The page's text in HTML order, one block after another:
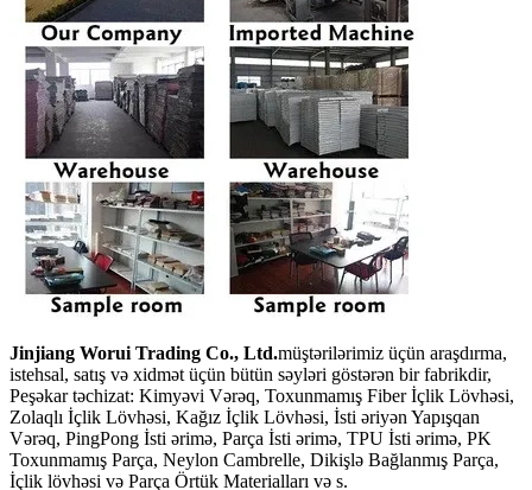
Jinjiang Worui Trading Co., Ltd.müştərilərimiz üçün araşdırma,
istehsal, satış və xidmət üçün bütün səyləri göstərən bir fabrikdir,
Peşəkar təchizat: Kimyəvi Vərəq, Toxunmamış Fiber İçlik Lövhəsi,
Zolaqlı İçlik Lövhəsi, Kağız İçlik Lövhəsi, İsti əriyən Yapışqan
Vərəq, PingPong İsti ərimə, Parça İsti ərimə, TPU İsti ərimə, PK
Toxunmamış Parça, Neylon Cambrelle, Dikişlə Bağlanmış Parça,
İçlik lövhəsi və Parça Örtük Materialları və s.